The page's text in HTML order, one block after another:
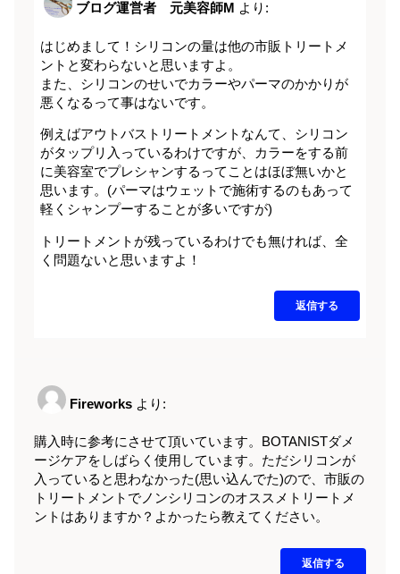
ブログ運営者 元美容師M より:
はじめまして！シリコンの量は他の市販トリートメ
ントと変わらないと思いますよ。
また、シリコンのせいでカラーやパーマのかかりが
悪くなるって事はないです。
例えばアウトバストリートメントなんて、シリコン
がタップリ入っているわけですが、カラーをする前
に美容室でプレシャンするってことはほぼ無いかと
思います。(パーマはウェットで施術するのもあって
軽くシャンプーすることが多いですが)
トリートメントが残っているわけでも無ければ、全
く問題ないと思いますよ！
返信する
Fireworks より:
購入時に参考にさせて頂いています。BOTANISTダメ
ージケアをしばらく使用しています。ただシリコンが
入っていると思わなかった(思い込んでた)ので、市販の
トリートメントでノンシリコンのオススメトリートメ
ントはありますか？よかったら教えてください。
返信する